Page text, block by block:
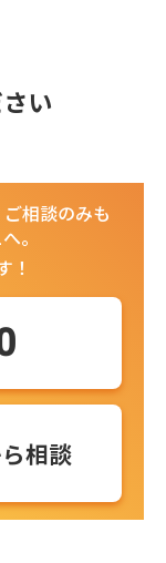
い
相談のみも
。
！
相談